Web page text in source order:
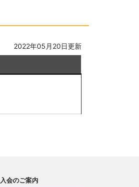
2022年05月20日更新
入会のご案内